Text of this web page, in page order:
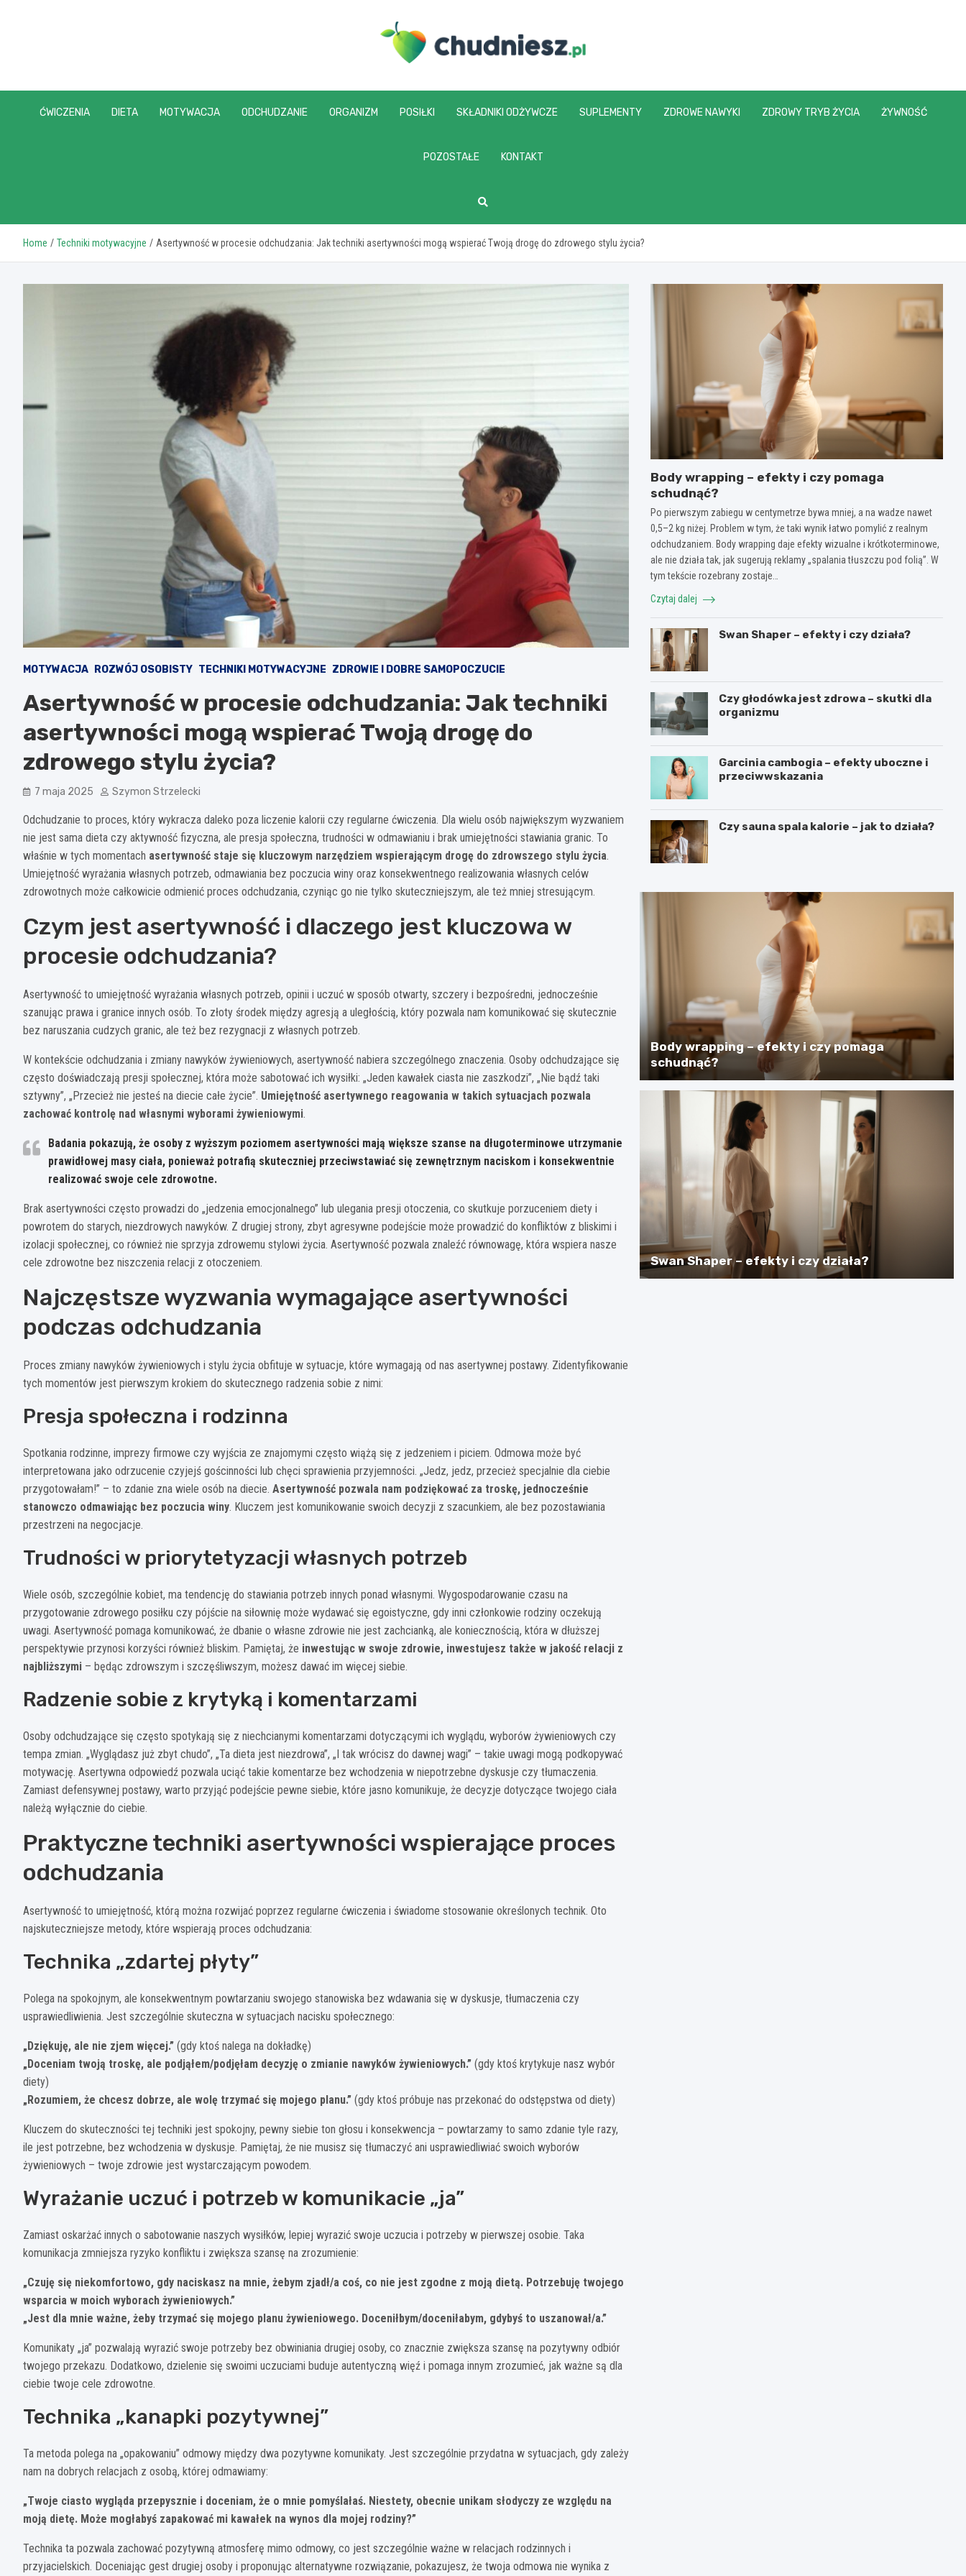
chudniesz.pl
ĆWICZENIA DIETA MOTYWACJA ODCHUDZANIE ORGANIZM POSIŁKI SKŁADNIKI ODŻYWCZE SUPLEMENTY ZDROWE NAWYKI ZDROWY TRYB ŻYCIA ŻYWNOŚĆ
POZOSTAŁE KONTAKT
Home Techniki motywacyjne Asertywność w procesie odchudzania: Jak techniki asertywności mogą wspierać Twoją drogę do zdrowego stylu życia?
MOTYWACJA ROZWÓJ OSOBISTY TECHNIKI MOTYWACYJNE ZDROWIE I DOBRE SAMOPOCZUCIE
Asertywność w procesie odchudzania: Jak techniki
asertywności mogą wspierać Twoją drogę do
zdrowego stylu życia?
7 maja 2025 Szymon Strzelecki
Odchudzanie to proces, który wykracza daleko poza liczenie kalorii czy regularne ćwiczenia. Dla wielu osób największym wyzwaniem
nie jest sama dieta czy aktywność fizyczna, ale presja społeczna, trudności w odmawianiu i brak umiejętności stawiania granic. To
właśnie w tych momentach asertywność staje się kluczowym narzędziem wspierającym drogę do zdrowszego stylu życia.
Umiejętność wyrażania własnych potrzeb, odmawiania bez poczucia winy oraz konsekwentnego realizowania własnych celów
zdrowotnych może całkowicie odmienić proces odchudzania, czyniąc go nie tylko skuteczniejszym, ale też mniej stresującym.
Czym jest asertywność i dlaczego jest kluczowa w
procesie odchudzania?
Asertywność to umiejętność wyrażania własnych potrzeb, opinii i uczuć w sposób otwarty, szczery i bezpośredni, jednocześnie
szanując prawa i granice innych osób. To złoty środek między agresją a uległością, który pozwala nam komunikować się skutecznie
bez naruszania cudzych granic, ale też bez rezygnacji z własnych potrzeb.
W kontekście odchudzania i zmiany nawyków żywieniowych, asertywność nabiera szczególnego znaczenia. Osoby odchudzające się
często doświadczają presji społecznej, która może sabotować ich wysiłki: „Jeden kawałek ciasta nie zaszkodzi”, „Nie bądź taki
sztywny”, „Przecież nie jesteś na diecie całe życie”. Umiejętność asertywnego reagowania w takich sytuacjach pozwala
zachować kontrolę nad własnymi wyborami żywieniowymi.
Badania pokazują, że osoby z wyższym poziomem asertywności mają większe szanse na długoterminowe utrzymanie
prawidłowej masy ciała, ponieważ potrafią skuteczniej przeciwstawiać się zewnętrznym naciskom i konsekwentnie
realizować swoje cele zdrowotne.
Brak asertywności często prowadzi do „jedzenia emocjonalnego” lub ulegania presji otoczenia, co skutkuje porzuceniem diety i
powrotem do starych, niezdrowych nawyków. Z drugiej strony, zbyt agresywne podejście może prowadzić do konfliktów z bliskimi i
izolacji społecznej, co również nie sprzyja zdrowemu stylowi życia. Asertywność pozwala znaleźć równowagę, która wspiera nasze
cele zdrowotne bez niszczenia relacji z otoczeniem.
Najczęstsze wyzwania wymagające asertywności
podczas odchudzania
Proces zmiany nawyków żywieniowych i stylu życia obfituje w sytuacje, które wymagają od nas asertywnej postawy. Zidentyfikowanie
tych momentów jest pierwszym krokiem do skutecznego radzenia sobie z nimi:
Presja społeczna i rodzinna
Spotkania rodzinne, imprezy firmowe czy wyjścia ze znajomymi często wiążą się z jedzeniem i piciem. Odmowa może być
interpretowana jako odrzucenie czyjejś gościnności lub chęci sprawienia przyjemności. „Jedz, jedz, przecież specjalnie dla ciebie
przygotowałam!” – to zdanie zna wiele osób na diecie. Asertywność pozwala nam podziękować za troskę, jednocześnie
stanowczo odmawiając bez poczucia winy. Kluczem jest komunikowanie swoich decyzji z szacunkiem, ale bez pozostawiania
przestrzeni na negocjacje.
Trudności w priorytetyzacji własnych potrzeb
Wiele osób, szczególnie kobiet, ma tendencję do stawiania potrzeb innych ponad własnymi. Wygospodarowanie czasu na
przygotowanie zdrowego posiłku czy pójście na siłownię może wydawać się egoistyczne, gdy inni członkowie rodziny oczekują
uwagi. Asertywność pomaga komunikować, że dbanie o własne zdrowie nie jest zachcianką, ale koniecznością, która w dłuższej
perspektywie przynosi korzyści również bliskim. Pamiętaj, że inwestując w swoje zdrowie, inwestujesz także w jakość relacji z
najbliższymi – będąc zdrowszym i szczęśliwszym, możesz dawać im więcej siebie.
Radzenie sobie z krytyką i komentarzami
Osoby odchudzające się często spotykają się z niechcianymi komentarzami dotyczącymi ich wyglądu, wyborów żywieniowych czy
tempa zmian. „Wyglądasz już zbyt chudo”, „Ta dieta jest niezdrowa”, „I tak wrócisz do dawnej wagi” – takie uwagi mogą podkopywać
motywację. Asertywna odpowiedź pozwala uciąć takie komentarze bez wchodzenia w niepotrzebne dyskusje czy tłumaczenia.
Zamiast defensywnej postawy, warto przyjąć podejście pewne siebie, które jasno komunikuje, że decyzje dotyczące twojego ciała
należą wyłącznie do ciebie.
Praktyczne techniki asertywności wspierające proces
odchudzania
Asertywność to umiejętność, którą można rozwijać poprzez regularne ćwiczenia i świadome stosowanie określonych technik. Oto
najskuteczniejsze metody, które wspierają proces odchudzania:
Technika „zdartej płyty”
Polega na spokojnym, ale konsekwentnym powtarzaniu swojego stanowiska bez wdawania się w dyskusje, tłumaczenia czy
usprawiedliwienia. Jest szczególnie skuteczna w sytuacjach nacisku społecznego:
„Dziękuję, ale nie zjem więcej.” (gdy ktoś nalega na dokładkę)
„Doceniam twoją troskę, ale podjąłem/podjęłam decyzję o zmianie nawyków żywieniowych.” (gdy ktoś krytykuje nasz wybór
diety)
„Rozumiem, że chcesz dobrze, ale wolę trzymać się mojego planu.” (gdy ktoś próbuje nas przekonać do odstępstwa od diety)
Kluczem do skuteczności tej techniki jest spokojny, pewny siebie ton głosu i konsekwencja – powtarzamy to samo zdanie tyle razy,
ile jest potrzebne, bez wchodzenia w dyskusje. Pamiętaj, że nie musisz się tłumaczyć ani usprawiedliwiać swoich wyborów
żywieniowych – twoje zdrowie jest wystarczającym powodem.
Wyrażanie uczuć i potrzeb w komunikacie „ja”
Zamiast oskarżać innych o sabotowanie naszych wysiłków, lepiej wyrazić swoje uczucia i potrzeby w pierwszej osobie. Taka
komunikacja zmniejsza ryzyko konfliktu i zwiększa szansę na zrozumienie:
„Czuję się niekomfortowo, gdy naciskasz na mnie, żebym zjadł/a coś, co nie jest zgodne z moją dietą. Potrzebuję twojego
wsparcia w moich wyborach żywieniowych.”
„Jest dla mnie ważne, żeby trzymać się mojego planu żywieniowego. Doceniłbym/doceniłabym, gdybyś to uszanował/a.”
Komunikaty „ja” pozwalają wyrazić swoje potrzeby bez obwiniania drugiej osoby, co znacznie zwiększa szansę na pozytywny odbiór
twojego przekazu. Dodatkowo, dzielenie się swoimi uczuciami buduje autentyczną więź i pomaga innym zrozumieć, jak ważne są dla
ciebie twoje cele zdrowotne.
Technika „kanapki pozytywnej”
Ta metoda polega na „opakowaniu” odmowy między dwa pozytywne komunikaty. Jest szczególnie przydatna w sytuacjach, gdy zależy
nam na dobrych relacjach z osobą, której odmawiamy:
„Twoje ciasto wygląda przepysznie i doceniam, że o mnie pomyślałaś. Niestety, obecnie unikam słodyczy ze względu na
moją dietę. Może mogłabyś zapakować mi kawałek na wynos dla mojej rodziny?”
Technika ta pozwala zachować pozytywną atmosferę mimo odmowy, co jest szczególnie ważne w relacjach rodzinnych i
przyjacielskich. Doceniając gest drugiej osoby i proponując alternatywne rozwiązanie, pokazujesz, że twoja odmowa nie wynika z
Body wrapping – efekty i czy pomaga
schudnąć?
Po pierwszym zabiegu w centymetrze bywa mniej, a na wadze nawet
0,5–2 kg niżej. Problem w tym, że taki wynik łatwo pomylić z realnym
odchudzaniem. Body wrapping daje efekty wizualne i krótkoterminowe,
ale nie działa tak, jak sugerują reklamy „spalania tłuszczu pod folią”. W
tym tekście rozebrany zostaje…
Czytaj dalej
Swan Shaper – efekty i czy działa?
Czy głodówka jest zdrowa – skutki dla
organizmu
Garcinia cambogia – efekty uboczne i
przeciwwskazania
Czy sauna spala kalorie – jak to działa?
Body wrapping – efekty i czy pomaga
schudnąć?
Swan Shaper – efekty i czy działa?